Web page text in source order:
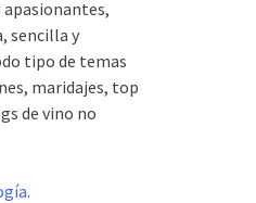
sencilla y
tipo de temas
maridajes, top
de vino no